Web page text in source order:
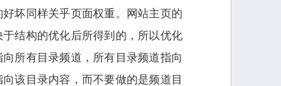
坏同样关乎页面权重。网站主页的
结构的优化后所得到的，所以优化
所有目录频道，所有目录频道指向
该目录内容，而不要做的是频道目